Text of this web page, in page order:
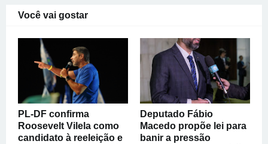
Você vai gostar
PL-DF confirma
Roosevelt Vilela como
candidato à reeleição e
Deputado Fábio
Macedo propõe lei para
banir a pressão